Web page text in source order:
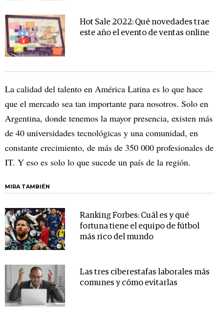
Hot Sale 2022: Qué novedades trae
este año el evento de ventas online
La calidad del talento en América Latina es lo que hace
que el mercado sea tan importante para nosotros. Solo en
Argentina, donde tenemos la mayor presencia, existen más
de 40 universidades tecnológicas y una comunidad, en
constante crecimiento, de más de 350 000 profesionales de
IT. Y eso es solo lo que sucede un país de la región.
MIRA TAMBIÉN
Ranking Forbes: Cuál es y qué
fortuna tiene el equipo de fútbol
más rico del mundo
Las tres ciberestafas laborales más
comunes y cómo evitarlas